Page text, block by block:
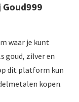
waar je kunt
goud, zilver en
dit platform kun
kopen.